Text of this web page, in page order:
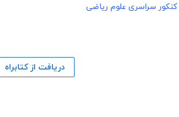
کنکور سراسری علوم ریاضی
دریافت از کتابراه